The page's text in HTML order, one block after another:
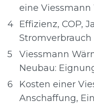
eine
4 Effizienz, COP,
Stromverbrauch
5
Viessmann
Neubau:
6
Kosten einer
Anschaffung,